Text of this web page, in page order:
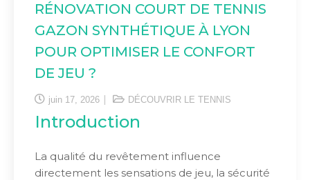
RÉNOVATION COURT DE TENNIS
GAZON SYNTHÉTIQUE À LYON
POUR OPTIMISER LE CONFORT
DE JEU ?
juin 17, 2026 DÉCOUVRIR LE TENNIS
Introduction
La qualité du revêtement influence
directement les sensations de jeu, la sécurité